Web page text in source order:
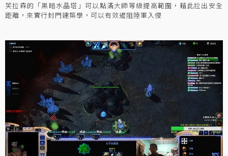
芙拉森的「黑暗水晶塔」可以點滿大師等級提高範圍，藉此拉出安全
距離，來實行封門建築學，可以有效遏阻陸軍入侵